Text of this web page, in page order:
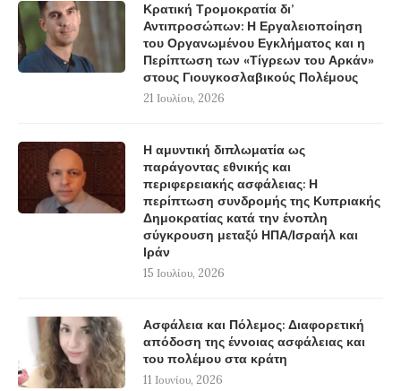
Κρατική Τρομοκρατία δι’
Αντιπροσώπων: Η Εργαλειοποίηση
του Οργανωμένου Εγκλήματος και η
Περίπτωση των «Τίγρεων του Αρκάν»
στους Γιουγκοσλαβικούς Πολέμους
21 Ιουλίου, 2026
Η αμυντική διπλωματία ως
παράγοντας εθνικής και
περιφερειακής ασφάλειας: Η
περίπτωση συνδρομής της Κυπριακής
Δημοκρατίας κατά την ένοπλη
σύγκρουση μεταξύ ΗΠΑ/Ισραήλ και
Ιράν
15 Ιουλίου, 2026
Ασφάλεια και Πόλεμος: Διαφορετική
απόδοση της έννοιας ασφάλειας και
του πολέμου στα κράτη
11 Ιουνίου, 2026